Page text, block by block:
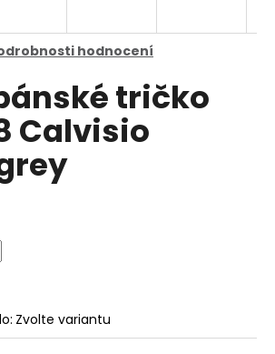
hodnocení
tričko
Calvisio
Zvolte variantu